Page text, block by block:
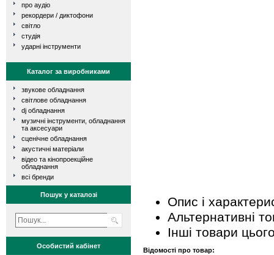
про аудіо
рекордери / диктофони
світло
студія
ударні інструменти
Каталог за виробниками
звукове обладнання
світлове обладнання
dj обладнання
музичні інструменти, обладнання
та аксесуари
сценічне обладнання
акустичні матеріали
відео та кінопроекційне
обладнання
всі бренди
Пошук у каталозі
Особистий кабінет
Опис і
Альтернативні
Інші товари
Відомості про товар: